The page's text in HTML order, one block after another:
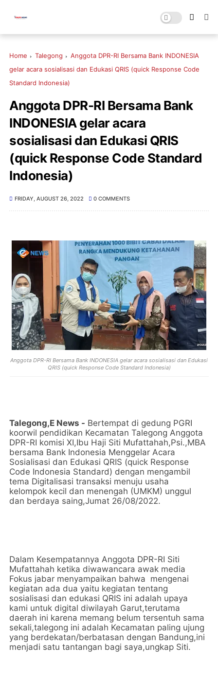
Home Talegong
Anggota DPR-RI Bersama Bank INDONESIA
gelar acara sosialisasi dan Edukasi QRIS (quick Response Code
Standard Indonesia)
Anggota DPR-RI Bersama Bank
INDONESIA gelar acara
sosialisasi dan Edukasi QRIS
(quick Response Code Standard
Indonesia)
FRIDAY, AUGUST 26, 2022 0 COMMENTS
Anggota DPR-RI Bersama Bank INDONESIA gelar acara sosialisasi dan Edukasi
QRIS (quick Response Code Standard Indonesia)
Talegong,E News - Bertempat di gedung PGRI
koorwil pendidikan Kecamatan Talegong Anggota
DPR-RI komisi XI,Ibu Haji Siti Mufattahah,Psi.,MBA
bersama Bank Indonesia Menggelar Acara
Sosialisasi dan Edukasi QRIS (quick Response
Code Indonesia Standard) dengan mengambil
tema Digitalisasi transaksi menuju usaha
kelompok kecil dan menengah (UMKM) unggul
dan berdaya saing,Jumat 26/08/2022.
Dalam Kesempatannya Anggota DPR-RI Siti
Mufattahah ketika diwawancara awak media
Fokus jabar menyampaikan bahwa mengenai
kegiatan ada dua yaitu kegiatan tentang
sosialisasi dan edukasi QRIS ini adalah upaya
kami untuk digital diwilayah Garut,terutama
daerah ini karena memang belum tersentuh sama
sekali,talegong ini adalah Kecamatan paling ujung
yang berdekatan/berbatasan dengan Bandung,ini
menjadi satu tantangan bagi saya,ungkap Siti.